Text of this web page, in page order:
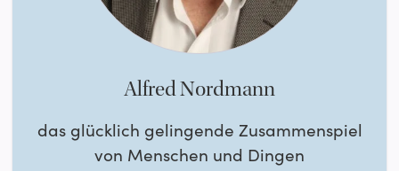
Alfred Nordmann
das glücklich gelingende Zusammenspiel
von Menschen und Dingen